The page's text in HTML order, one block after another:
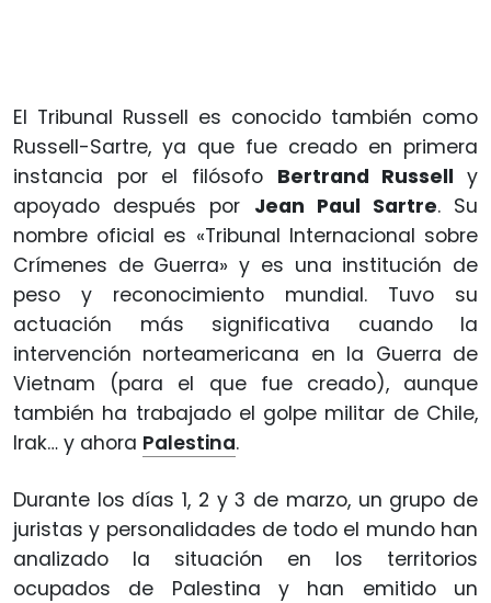
El Tribunal Russell es conocido también como
Russell-Sartre, ya que fue creado en primera
instancia por el filósofo Bertrand Russelly
apoyado después por Jean Paul Sartre. Su
nombre oficial es «Tribunal Internacional sobre
Crímenes de Guerra» y es una institución de
peso y reconocimiento mundial. Tuvo su
actuación más significativa cuando la
intervención norteamericana en la Guerra de
Vietnam (para el que fue creado), aunque
también ha trabajado el golpe militar de Chile,
Irak… y ahora Palestina.
Durante los días 1, 2 y 3 de marzo, un grupo de
juristas y personalidades de todo el mundo han
analizado la situación en los territorios
ocupados de Palestina y han emitido un